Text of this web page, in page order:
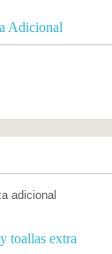
Adicional
adicional
toallas extra